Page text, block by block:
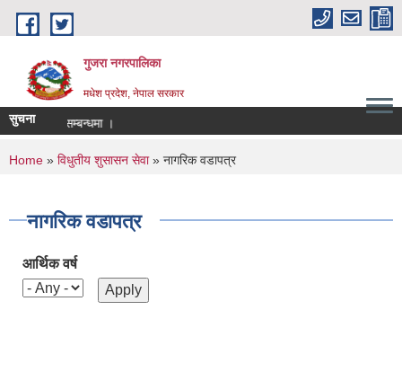
Skip to main content
गुजरा नगरपालिका
मधेश प्रदेश, नेपाल सरकार
सुचना
बन्द हुने सम्बन्धमा ।
You are here
Home » विधुतीय शुसासन सेवा» नागरिक वडापत्र
नागरिक वडापत्र
आर्थिक वर्ष